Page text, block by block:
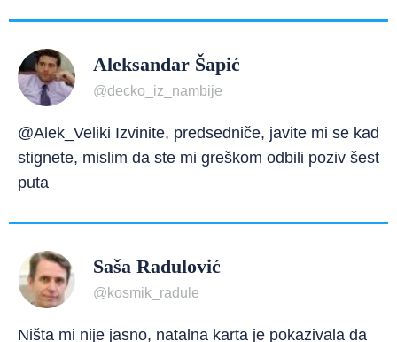
Aleksandar Šapić
@decko_iz_nambije
@Alek_Veliki Izvinite, predsedniče, javite mi se kad
stignete, mislim da ste mi greškom odbili poziv šest
puta
Saša Radulović
@kosmik_radule
Ništa mi nije jasno, natalna karta je pokazivala da